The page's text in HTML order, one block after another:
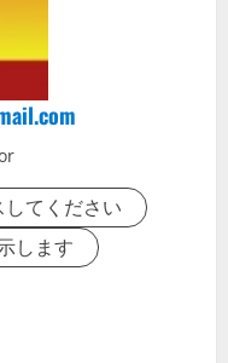
てください
します